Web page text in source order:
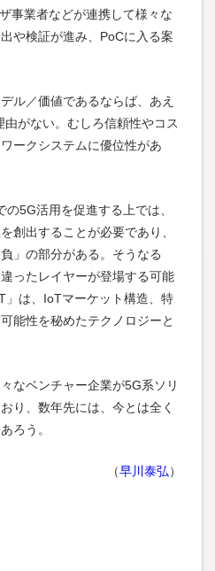
事業者などが連携して様々な
や検証が進み、PoCに入る案
ル／価値であるならば、あえ
がない。むしろ信頼性やコス
ークシステムに優位性があ
5G活用を促進する上では、
創出することが必要であり、
」の部分がある。そうなる
ったレイヤーが登場する可能
」は、IoTマーケット構造、特
能性を秘めたテクノロジーと
なベンチャー企業が5G系ソリ
り、数年先には、今とは全く
ろう。
（早川泰弘）